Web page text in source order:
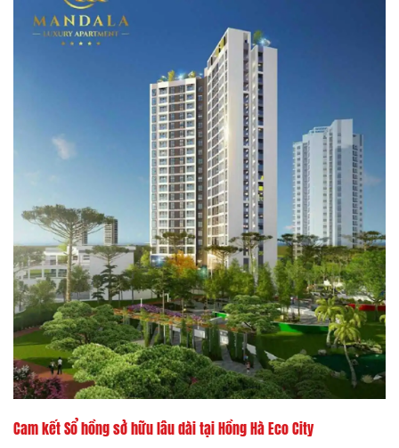
Cam kết Sổ hồng sở hữu lâu dài tại Hồng Hà Eco City